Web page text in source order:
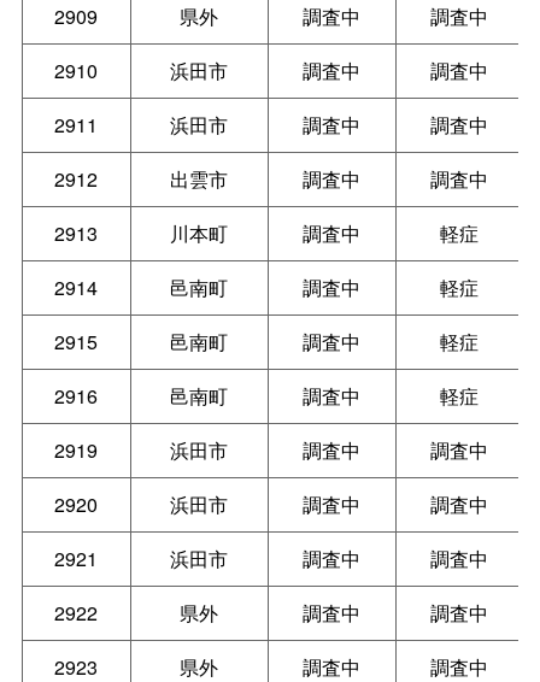
2909 県外 調査中
調査中
2910
浜田市 調査中
調査中
2911
浜田市 調査中
調査中
2912
出雲市 調査中
調査中
2913
川本町 調査中
軽症
2914
邑南町 調査中
軽症
2915
邑南町 調査中
軽症
2916
邑南町 調査中
軽症
2919
浜田市 調査中
調査中
2920
浜田市 調査中
調査中
2921
浜田市 調査中
調査中
2922
県外 調査中
調査中
2923
県外 調査中
調査中